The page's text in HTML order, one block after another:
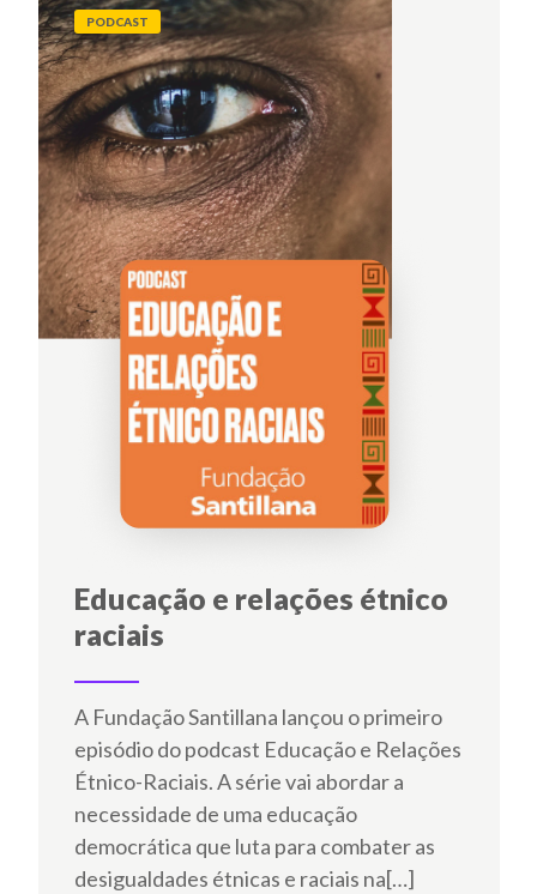
PODCAST
Educação e relações étnico
raciais
A Fundação Santillana lançou o primeiro
episódio do podcast Educação e Relações
Étnico-Raciais. A série vai abordar a
necessidade de uma educação
democrática que luta para combater as
desigualdades étnicas e raciais na[…]